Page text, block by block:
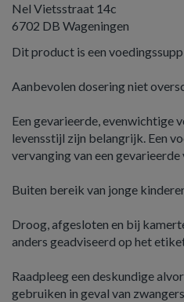
Nel Vietsstraat 14c
6702 DB Wageningen
Dit product is een
Aanbevolen dosering niet
Een gevarieerde, evenwichtige
levensstijl zijn belangrijk. Een
vervanging van een gevarieerde
Buiten bereik van jonge
Droog, afgesloten en bij
anders geadviseerd op het
Raadpleeg een deskundige
gebruiken in geval van